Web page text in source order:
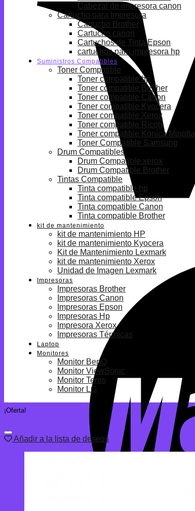
Cabezal de impresora canon
Cartucho para Impresora
Cartucho Brother
Cartucho canon
Cartuchos de Tinta Epson
cartuchos para impresora hp
Suministros Compatibles
Toner Compatible
Toner compatible hp
Toner compatible Brother
Toner compatible Canon
Toner compatible Kyocera
Toner compatible Xerox
Toner compatible Ricoh
Toner compatible Konica Minolta
Toner Compatible Samsung
Drum Compatibles
Drum Compatible xerox
Drum Compatible Brother
Tintas Compatible
Tinta compatible hp
Tinta compatible Epson
Tinta compatible Canon
Tinta compatible Brother
kit de mantenimiento
kit de mantenimiento HP
kit de mantenimiento Kyocera
Kit de Mantenimiento Lexmark
kit de mantenimiento Xerox
Unidad de Imagen Lexmark
Impresoras
Impresoras Brother
Impresoras Canon
Impresoras Epson
Impresoras Hp
Impresora Xerox
Impresoras Térmicas
Laptop
Monitores
Monitor BenQ
Monitor ViewSonic
Monitor Teros
Monitor LG
¡Oferta!
Añadir a la lista de deseos